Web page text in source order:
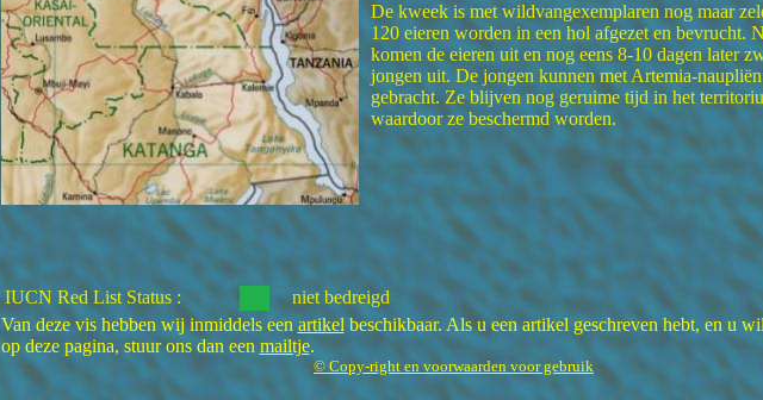
De kweek is met wildvangexemplaren nog maar
120 eieren worden in een hol afgezet en bevrucht.
komen de eieren uit en nog eens 8-10 dagen later
jongen uit. De jongen kunnen met Artemia-
gebracht. Ze blijven nog geruime tijd in het
waardoor ze beschermd worden.
IUCN Red List Status :
niet bedreigd
Van deze vis hebben wij inmiddels een artikel beschikbaar. Als u een artikel geschreven hebt, en u
op deze pagina, stuur ons dan een mailtje.
© Copy-right en voorwaarden voor gebruik